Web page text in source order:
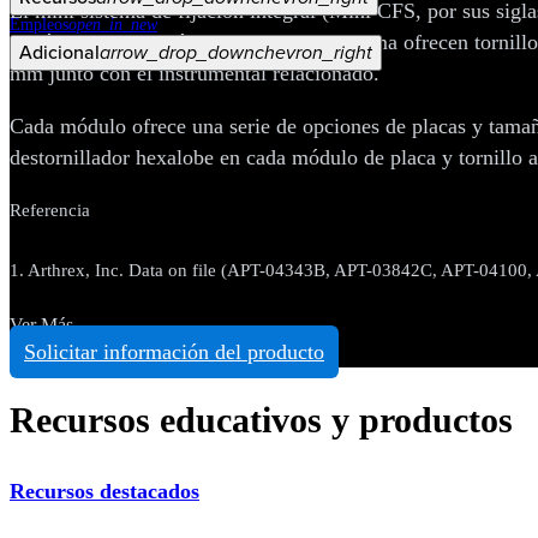
Empleosopen_in_new
Adicionalarrow_drop_downchevron_right
El mini sistema de fijación integral (Mini CFS, por sus
fusión. Diversos módulos dentro del sistema ofrecen
mm junto con el instrumental relacionado.
Cada módulo ofrece una serie de opciones de placas y
destornillador hexalobe en cada módulo de placa y tornillo
Referencia
1. Arthrex, Inc. Data on file (APT-04343B, APT-03842C, APT-
Ver Más
Solicitar información del producto
Recursos educativos y productos
Recursos destacados